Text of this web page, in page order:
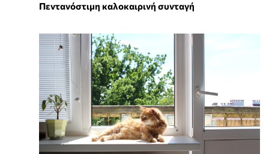
Πεντανόστιμη καλοκαιρινή συνταγή